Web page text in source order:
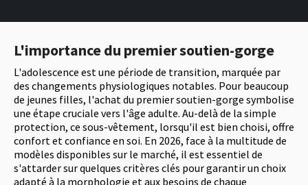
L'importance du premier soutien-gorge
L'adolescence est une période de transition, marquée par
des changements physiologiques notables. Pour beaucoup
de jeunes filles, l'achat du premier soutien-gorge symbolise
une étape cruciale vers l'âge adulte. Au-delà de la simple
protection, ce sous-vêtement, lorsqu'il est bien choisi, offre
confort et confiance en soi. En 2026, face à la multitude de
modèles disponibles sur le marché, il est essentiel de
s'attarder sur quelques critères clés pour garantir un choix
adapté à la morphologie et aux besoins de chaque